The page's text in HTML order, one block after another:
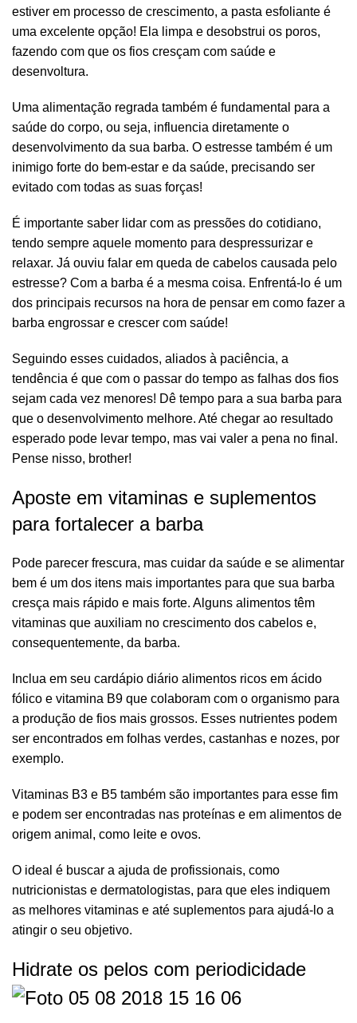
estiver em processo de crescimento, a pasta esfoliante é
uma excelente opção! Ela limpa e desobstrui os poros,
fazendo com que os fios cresçam com saúde e
desenvoltura.
Uma alimentação regrada também é fundamental para a
saúde do corpo, ou seja, influencia diretamente o
desenvolvimento da sua barba. O estresse também é um
inimigo forte do bem-estar e da saúde, precisando ser
evitado com todas as suas forças!
É importante saber lidar com as pressões do cotidiano,
tendo sempre aquele momento para despressurizar e
relaxar. Já ouviu falar em queda de cabelos causada pelo
estresse? Com a barba é a mesma coisa. Enfrentá-lo é um
dos principais recursos na hora de pensar em como fazer a
barba engrossar e crescer com saúde!
Seguindo esses cuidados, aliados à paciência, a
tendência é que com o passar do tempo as falhas dos fios
sejam cada vez menores! Dê tempo para a sua barba para
que o desenvolvimento melhore. Até chegar ao resultado
esperado pode levar tempo, mas vai valer a pena no final.
Pense nisso, brother!
Aposte em vitaminas e suplementos
para fortalecer a barba
Pode parecer frescura, mas cuidar da saúde e se alimentar
bem é um dos itens mais importantes para que sua barba
cresça mais rápido e mais forte. Alguns alimentos têm
vitaminas que auxiliam no crescimento dos cabelos e,
consequentemente, da barba.
Inclua em seu cardápio diário alimentos ricos em ácido
fólico e vitamina B9 que colaboram com o organismo para
a produção de fios mais grossos. Esses nutrientes podem
ser encontrados em folhas verdes, castanhas e nozes, por
exemplo.
Vitaminas B3 e B5 também são importantes para esse fim
e podem ser encontradas nas proteínas e em alimentos de
origem animal, como leite e ovos.
O ideal é buscar a ajuda de profissionais, como
nutricionistas e dermatologistas, para que eles indiquem
as melhores vitaminas e até suplementos para ajudá-lo a
atingir o seu objetivo.
Hidrate os pelos com periodicidade